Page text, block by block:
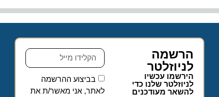
הרשמה
לניוזלטר
הירשמו עכשיו
לניוזלטר שלנו כדי
להשאר מעודכנים
בביצוע ההרשמה
לאתר, אני מאשר/ת את